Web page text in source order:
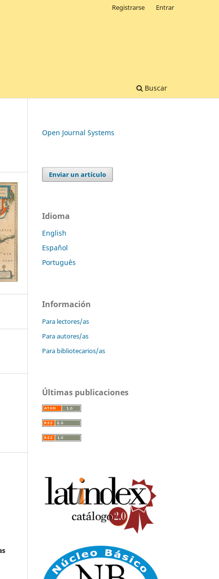
Buscar
Registrarse Entrar
Open Journal Systems
Enviar un artículo
Idioma
English
Español
Português
Información
Para lectores/as
Para autores/as
Para bibliotecarios/as
Últimas publicaciones